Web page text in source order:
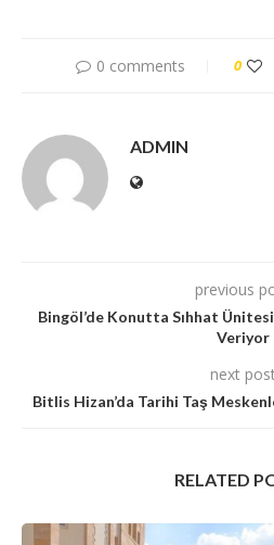
0 comments 0
ADMIN
previous
Bingöl’de Konutta Sıhhat
Veriyor
next
Bitlis Hizan’da Tarihi Taş
RELATED